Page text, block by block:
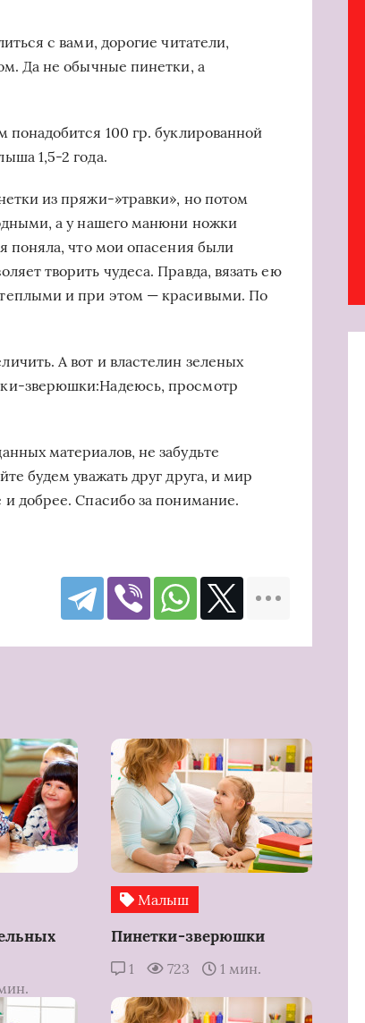
с вами, дорогие читатели,
Да не обычные пинетки, а
100 гр. буклированной
1,5-2 года.
из пряжи-»травки», но потом
а у нашего манюни ножки
поняла, что мои опасения были
творить чудеса. Правда, вязать ею
теплыми и при этом — красивыми. По
А вот и властелин зеленых
зверюшки:Надеюсь, просмотр
материалов, не забудьте
будем уважать друг друга, и мир
добрее. Спасибо за понимание.
Малыш
Пинетки-зверюшки
1 723 1 мин.